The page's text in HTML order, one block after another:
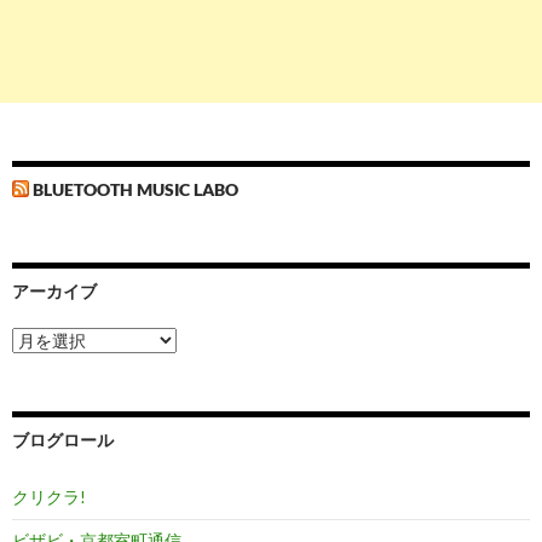
BLUETOOTH MUSIC LABO
アーカイブ
ア
ー
ブ
ブログロール
クリクラ!